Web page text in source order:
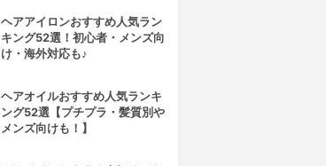
ヘアアイロンおすすめ人気ラン
キング52選！初心者・メンズ向
け・海外対応も♪
ヘアオイルおすすめ人気ランキ
ング52選【プチプラ・髪質別や
メンズ向けも！】